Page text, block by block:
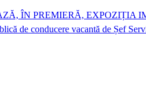
ÎN PREMIERĂ,
de conducere vacantă de Șef